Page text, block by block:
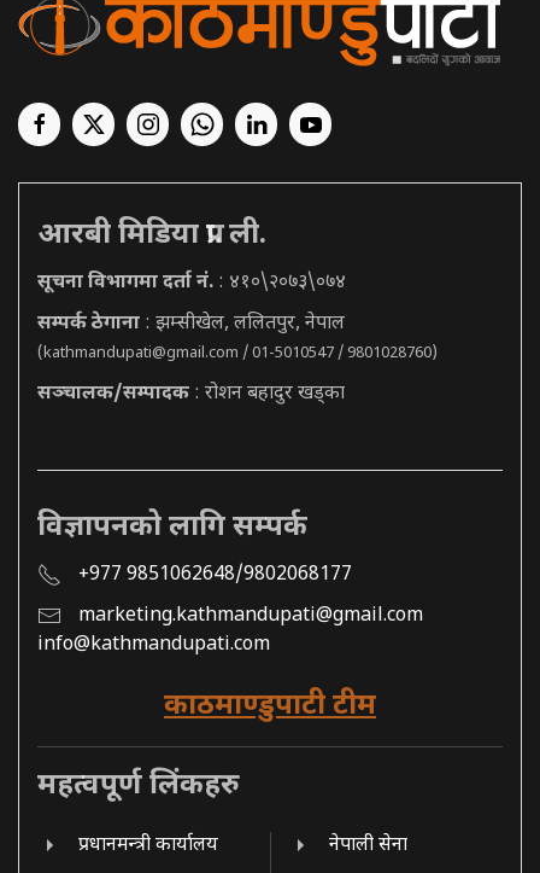
आरबी मिडिया प्रा. ली.
सूचना विभागमा दर्ता नं. : ४१०\२०७३\०७४
सम्पर्क ठेगाना : झम्सीखेल, ललितपुर, नेपाल
(kathmandupati@gmail.com / 01-5010547 / 9801028760)
सञ्चालक/सम्पादक : रोशन बहादुर खड्का
विज्ञापनको लागि सम्पर्क
+977 9851062648/9802068177
marketing.kathmandupati@gmail.com
info@kathmandupati.com
काठमाण्डुपाटी टीम
महत्वपूर्ण लिंकहरु
प्रधानमन्त्री कार्यालय नेपाली सेना